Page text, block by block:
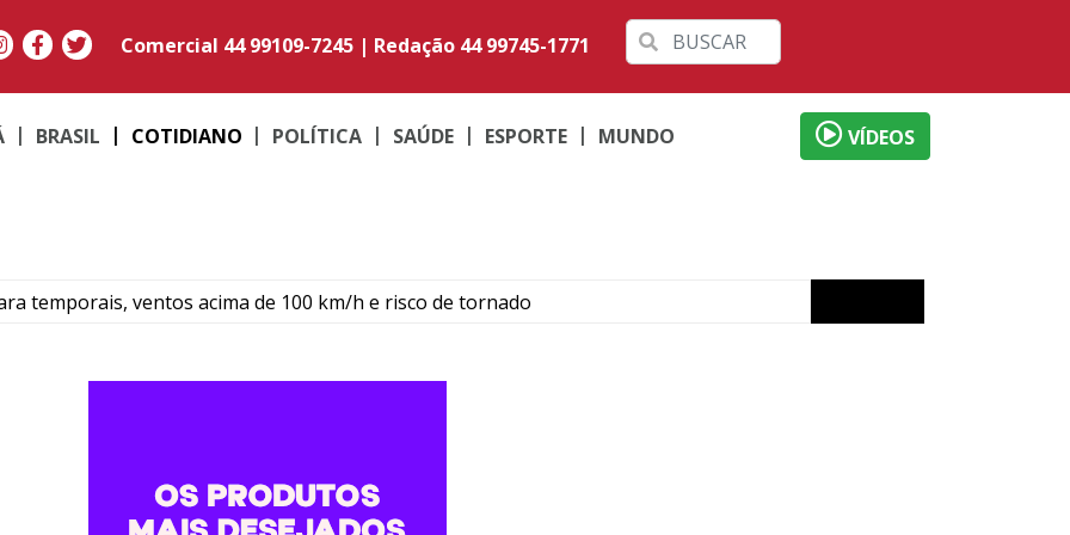
Comercial 44 99109-7245 | Redação 44 99745-1771
BRASIL COTIDIANO POLÍTICA SAÚDE ESPORTE MUNDO VÍDEOS
temporais, ventos acima de 100 km/h e risco de tornado
para atendimento a pessoas com TEA